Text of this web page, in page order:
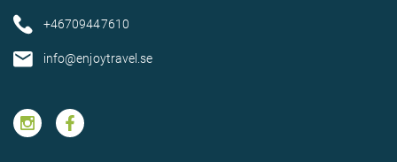
+46709447610
info@enjoytravel.se